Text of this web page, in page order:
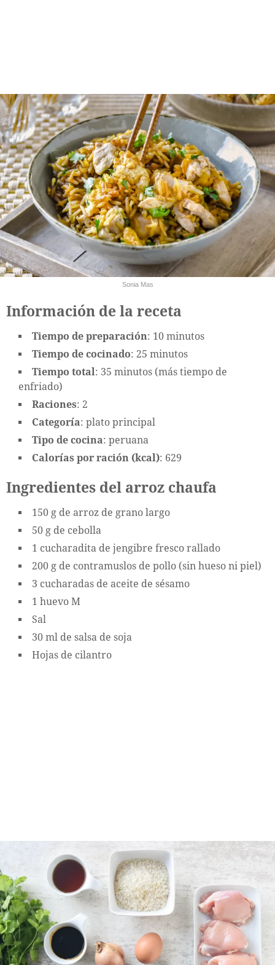
Sonia Mas
Información de la receta
Tiempo de preparación: 10 minutos
Tiempo de cocinado: 25 minutos
Tiempo total: 35 minutos (más tiempo de
enfriado)
Raciones: 2
Categoría: plato principal
Tipo de cocina: peruana
Calorías por ración (kcal): 629
Ingredientes del arroz chaufa
150 g de arroz de grano largo
50 g de cebolla
1 cucharadita de jengibre fresco rallado
200 g de contramuslos de pollo (sin hueso ni piel)
3 cucharadas de aceite de sésamo
1 huevo M
Sal
30 ml de salsa de soja
Hojas de cilantro